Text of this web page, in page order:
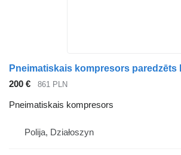
200 € 861 PLN
Pneimatiskais kompresors
Polija, Działoszyn